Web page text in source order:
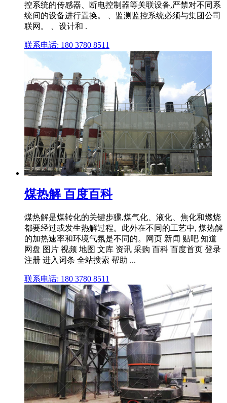
控系统的传感器、断电控制器等关联设备,严禁对不同系
统间的设备进行置换。 、监测监控系统必须与集团公司
联网。 、设计和 .
联系电话: 180 3780 8511
煤热解 百度百科
煤热解是煤转化的关键步骤,煤气化、液化、焦化和燃烧
都要经过或发生热解过程。此外在不同的工艺中, 煤热解
的加热速率和环境气氛是不同的。网页 新闻 贴吧 知道
网盘 图片 视频 地图 文库 资讯 采购 百科 百度首页 登录
注册 进入词条 全站搜索 帮助 ...
联系电话: 180 3780 8511